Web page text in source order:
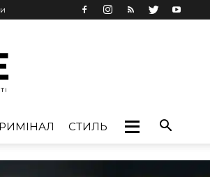
СТИЛЬ